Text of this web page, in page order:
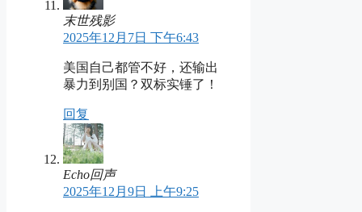
末世残影
2025年12月7日 下午6:43
美国自己都管不好，还输出
暴力到别国？双标实锤了！
回复
Echo回声
2025年12月9日 上午9:25